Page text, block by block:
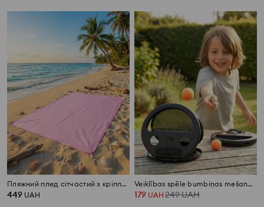
Пляжний плед сітчастий з кріпленням
449 UAH
Veiklības spēle bumbiņas mešanai un ķeršanai
179 UAH 249UAH